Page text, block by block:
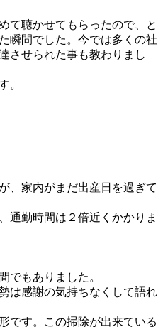
て聴かせてもらったので、と
瞬間でした。今では多くの社
させられた事も教わりまし
。
、家内がまだ出産日を過ぎて
通勤時間は２倍近くかかりま
でもありました。
は感謝の気持ちなくして語れ
です。この掃除が出来ている